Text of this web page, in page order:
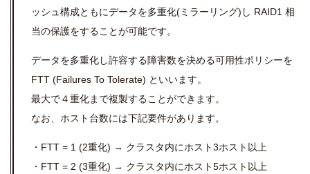
ッシュ構成ともにデータを多重化(ミラーリング)し RAID1 相
当の保護をすることが可能です。
データを多重化し許容する障害数を決める可用性ポリシーを
FTT (Failures To Tolerate) といいます。
最大で４重化まで複製することができます。
なお、ホスト台数には下記要件があります。
・FTT = 1 (2重化) → クラスタ内にホスト3ホスト以上
・FTT = 2 (3重化) → クラスタ内にホスト5ホスト以上